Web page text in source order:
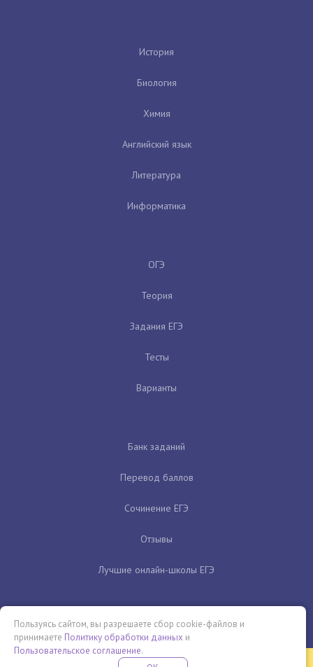
История
Биология
Химия
Английский язык
Литература
Информатика
ОГЭ
Теория
Задания ЕГЭ
Тесты
Варианты
Банк заданий
Перевод баллов
Сочинение ЕГЭ
Отзывы
Лучшие онлайн-школы ЕГЭ
Пользуясь сайтом, вы разрешаете сбор cookie-файлов и
принимаете Политику обработки данных и
Пользовательское соглашение.